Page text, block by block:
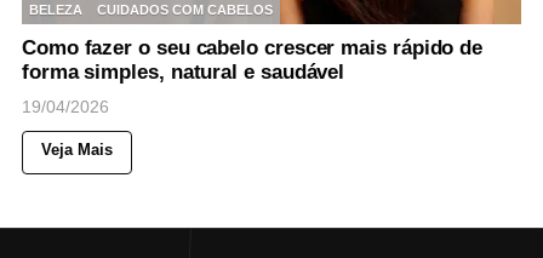
BELEZA
CUIDADOS COM CABELOS
Como fazer o seu cabelo crescer mais rápido de
forma simples, natural e saudável
19/04/2026
Veja Mais